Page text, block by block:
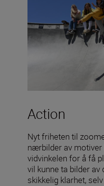
Action
Nyt friheten til
nærbilder av motiver
vidvinkelen for å få
vil kunne ta bilder
skikkelig klarhet,